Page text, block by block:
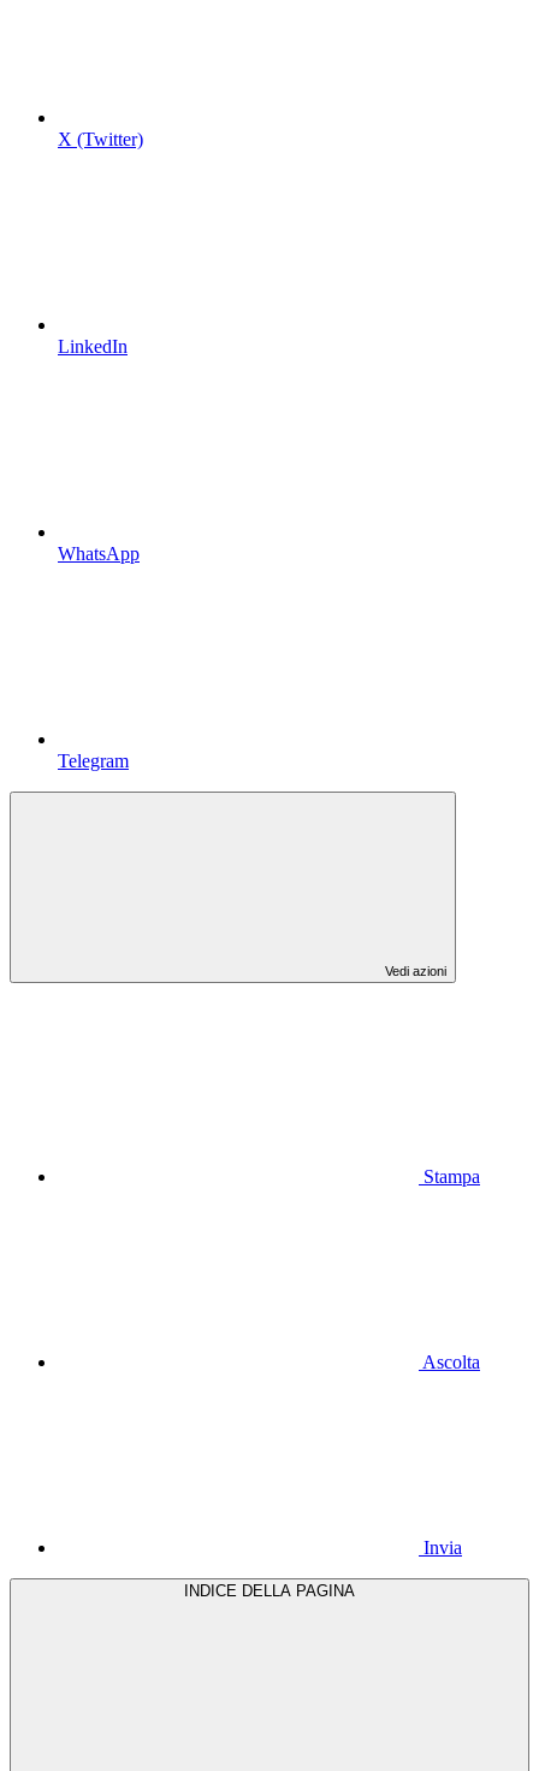
X (Twitter)
LinkedIn
WhatsApp
Telegram
Vedi azioni
Stampa
Ascolta
Invia